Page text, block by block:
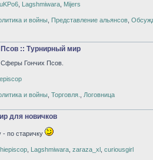
Lagshmiwara Mijers
и войны Представление альянсов
:: Турнирный мир
Гончих Псов.
и войны Торговля. Логовница
для новичков
- по старичку
Lagshmiwara zaraza_xl curiousgirl